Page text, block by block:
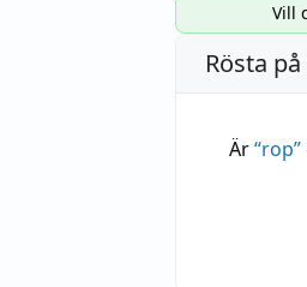
Vill
Rösta
Är“rop”